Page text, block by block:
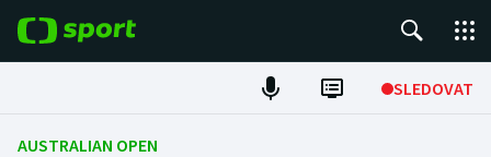
SLEDOVAT
Fotbal
AUSTRALIAN OPEN